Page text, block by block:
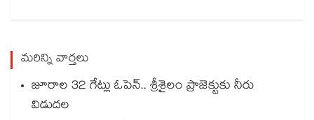
మరిన్ని వార్తలు
జూరాల 32 గేట్లు ఓపెన్.. శ్రీశైలం ప్రాజెక్టుకు నీరు
విడుదల